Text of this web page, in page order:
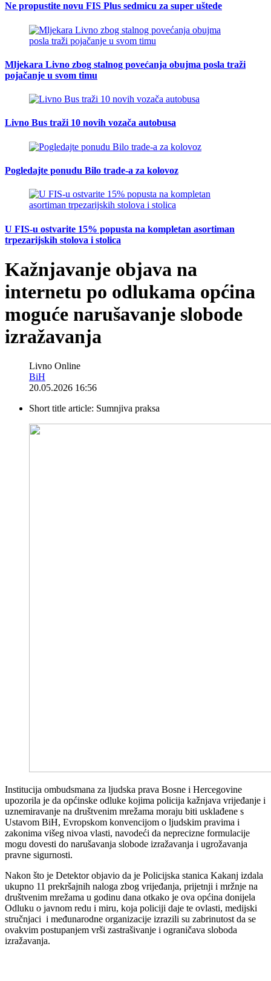
Ne propustite novu FIS Plus sedmicu za super uštede
Mljekara Livno zbog stalnog povećanja obujma posla traži
pojačanje u svom timu
Livno Bus traži 10 novih vozača autobusa
Pogledajte ponudu Bilo trade-a za kolovoz
U FIS-u ostvarite 15% popusta na kompletan asortiman
trpezarijskih stolova i stolica
Kažnjavanje objava na
internetu po odlukama općina
moguće narušavanje slobode
izražavanja
Livno Online
BiH
20.05.2026 16:56
Short title article: Sumnjiva praksa
Institucija ombudsmana za ljudska prava Bosne i Hercegovine
upozorila je da općinske odluke kojima policija kažnjava vrijeđanje i
uznemiravanje na društvenim mrežama moraju biti usklađene s
Ustavom BiH, Evropskom konvencijom o ljudskim pravima i
zakonima višeg nivoa vlasti, navodeći da neprecizne formulacije
mogu dovesti do narušavanja slobode izražavanja i ugrožavanja
pravne sigurnosti.
Nakon što je Detektor objavio da je Policijska stanica Kakanj izdala
ukupno 11 prekršajnih naloga zbog vrijeđanja, prijetnji i mržnje na
društvenim mrežama u godinu dana otkako je ova općina donijela
Odluku o javnom redu i miru, koja policiji daje te ovlasti, medijski
stručnjaci i međunarodne organizacije izrazili su zabrinutost da se
ovakvim postupanjem vrši zastrašivanje i ograničava sloboda
izražavanja.